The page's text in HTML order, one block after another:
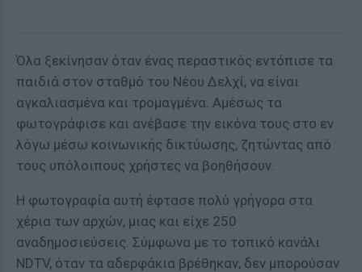
Όλα ξεκίνησαν όταν ένας περαστικός εντόπισε τα
παιδιά στον σταθμό του Νέου Δελχί, να είναι
αγκαλιασμένα και τρομαγμένα. Αμέσως τα
φωτογράφισε και ανέβασε την εικόνα τους στο εν
λόγω μέσω κοινωνικής δικτύωσης, ζητώντας από
τους υπόλοιπους χρήστες να βοηθήσουν.
Η φωτογραφία αυτή έφτασε πολύ γρήγορα στα
χέρια των αρχών, μιας και είχε 250
αναδημοσιεύσεις. Σύμφωνα με το τοπικό κανάλι
NDTV, όταν τα αδερφάκια βρέθηκαν, δεν μπορούσαν